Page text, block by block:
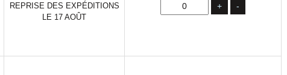
REPRISE DES EXPÉDITIONS
LE 17 AOÛT
+ -